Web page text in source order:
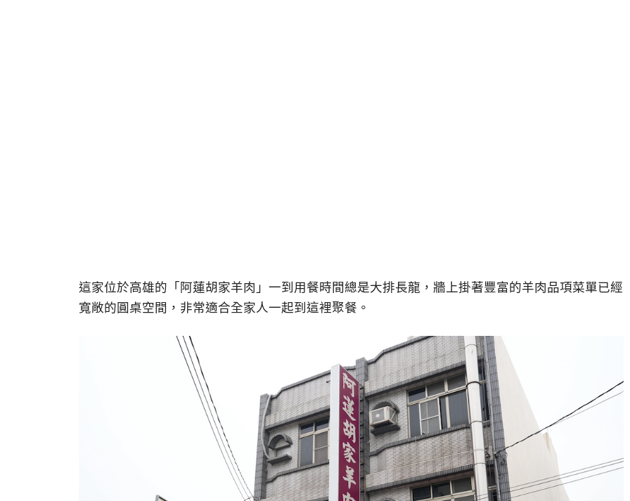
這家位於高雄的「阿蓮胡家羊肉」一到用餐時間總是大排長龍，牆上掛著豐富的羊肉品項菜單已經
寬敞的圓桌空間，非常適合全家人一起到這裡聚餐。